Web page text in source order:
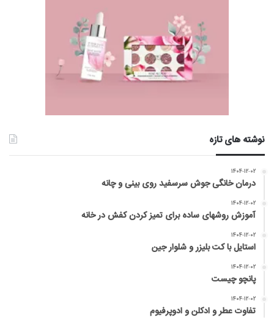
نوشته های تازه
۱۴۰۴-۱۲-۰۲
درمان خانگی جوش سرسفید روی بینی و چانه
۱۴۰۴-۱۲-۰۲
آموزش روشهای ساده برای تمیز کردن کفش در خانه
۱۴۰۴-۱۲-۰۲
استایل با کت بلیزر و شلوار جین
۱۴۰۴-۱۲-۰۲
پانچو چیست
۱۴۰۴-۱۲-۰۲
تفاوت عطر و ادکلن و ادوپرفیوم